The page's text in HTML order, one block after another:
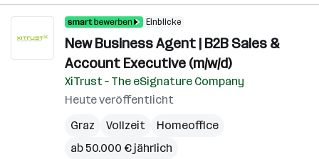
Einblicke
New Business Agent | B2B Sales &
Account Executive (m/w/d)
XiTrust – The eSignature Company
Heute veröffentlicht
Graz
Vollzeit
Homeoffice
ab 50.000 € jährlich